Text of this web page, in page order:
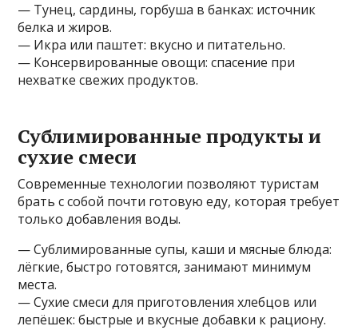
— Тунец, сардины, горбуша в банках: источник
белка и жиров.
— Икра или паштет: вкусно и питательно.
— Консервированные овощи: спасение при
нехватке свежих продуктов.
Сублимированные продукты и
сухие смеси
Современные технологии позволяют туристам
брать с собой почти готовую еду, которая требует
только добавления воды.
— Сублимированные супы, каши и мясные блюда:
лёгкие, быстро готовятся, занимают минимум
места.
— Сухие смеси для приготовления хлебцов или
лепёшек: быстрые и вкусные добавки к рациону.